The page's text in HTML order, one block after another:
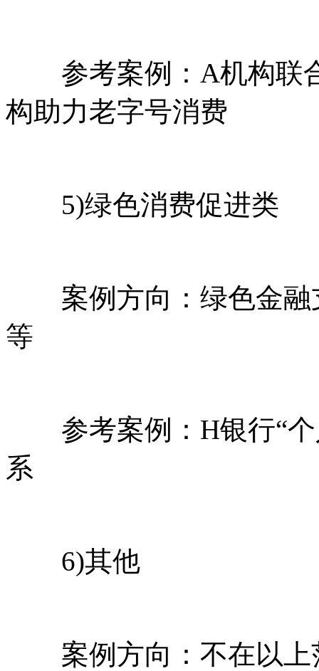
参考案例：A机构联合
构助力老字号消费
5)绿色消费促进类
案例方向：绿色金融
等
参考案例：H银行“个
系
6)其他
案例方向：不在以上